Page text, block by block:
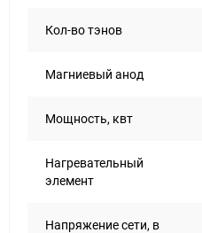
Кол-во тэнов
Магниевый анод
Мощность, квт
Нагревательный
элемент
Напряжение сети, в